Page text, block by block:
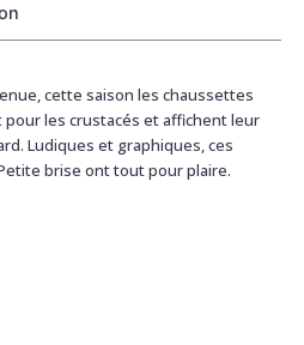
cette saison les chaussettes
les crustacés et affichent leur
Ludiques et graphiques, ces
brise ont tout pour plaire.